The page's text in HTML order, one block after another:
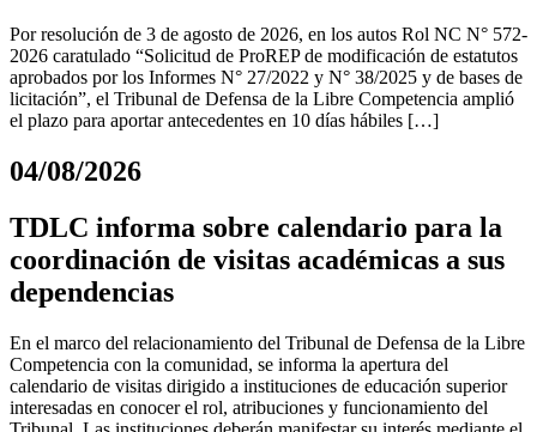
Por resolución de 3 de agosto de 2026, en los autos Rol NC N° 572-
2026 caratulado “Solicitud de ProREP de modificación de estatutos
aprobados por los Informes N° 27/2022 y N° 38/2025 y de bases de
licitación”, el Tribunal de Defensa de la Libre Competencia amplió
el plazo para aportar antecedentes en 10 días hábiles […]
04/08/2026
TDLC informa sobre calendario para la
coordinación de visitas académicas a sus
dependencias
En el marco del relacionamiento del Tribunal de Defensa de la Libre
Competencia con la comunidad, se informa la apertura del
calendario de visitas dirigido a instituciones de educación superior
interesadas en conocer el rol, atribuciones y funcionamiento del